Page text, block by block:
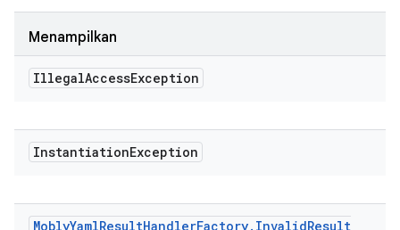
Menampilkan
IllegalAccessException
InstantiationException
MoblyYamlResultHandlerFactory. InvalidResult